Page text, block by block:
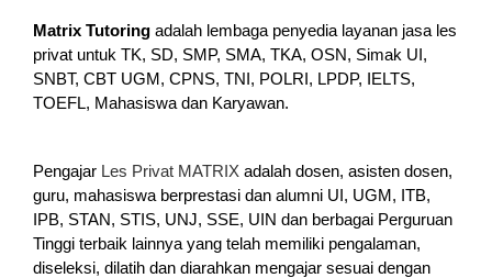
Matrix Tutoring adalah lembaga penyedia layanan jasa les
privat untuk TK, SD, SMP, SMA, TKA, OSN, Simak UI,
SNBT, CBT UGM, CPNS, TNI, POLRI, LPDP, IELTS,
TOEFL, Mahasiswa dan Karyawan.
Pengajar Les Privat MATRIX adalah dosen, asisten dosen,
guru, mahasiswa berprestasi dan alumni UI, UGM, ITB,
IPB, STAN, STIS, UNJ, SSE, UIN dan berbagai Perguruan
Tinggi terbaik lainnya yang telah memiliki pengalaman,
diseleksi, dilatih dan diarahkan mengajar sesuai dengan